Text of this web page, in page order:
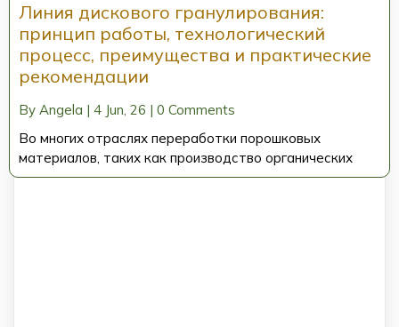
Линия дискового гранулирования:
принцип работы, технологический
процесс, преимущества и практические
рекомендации
By Angela | 4 Jun, 26 | 0 Comments
Во многих отраслях переработки порошковых
материалов, таких как производство органических